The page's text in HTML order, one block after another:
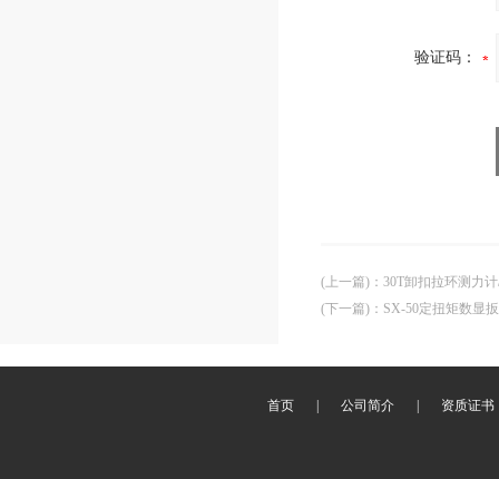
验证码：
(上一篇) ： 30T卸扣拉环测力
(下一篇) ： SX-50定扭矩数显
首页 公司简介 资质证书